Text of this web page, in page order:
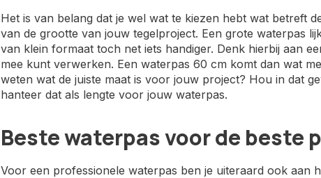
Het is van belang dat je wel wat te kiezen hebt wat betreft
van de grootte van jouw tegelproject. Een grote waterpas
van klein formaat toch net iets handiger. Denk hierbij aan
mee kunt verwerken. Een waterpas 60 cm komt dan wat
weten wat de juiste maat is voor jouw project? Hou in dat
hanteer dat als lengte voor jouw waterpas.
Beste waterpas voor de beste
Voor een professionele waterpas ben je uiteraard ook aan